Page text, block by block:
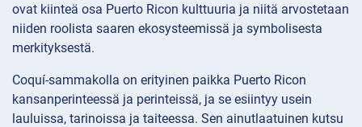
ovat kiinteä osa Puerto Ricon kulttuuria ja niitä arvostetaan
niiden roolista saaren ekosysteemissä ja symbolisesta
merkityksestä.
Coquí-sammakolla on erityinen paikka Puerto Ricon
kansanperinteessä ja perinteissä, ja se esiintyy usein
lauluissa, tarinoissa ja taiteessa. Sen ainutlaatuinen kutsu